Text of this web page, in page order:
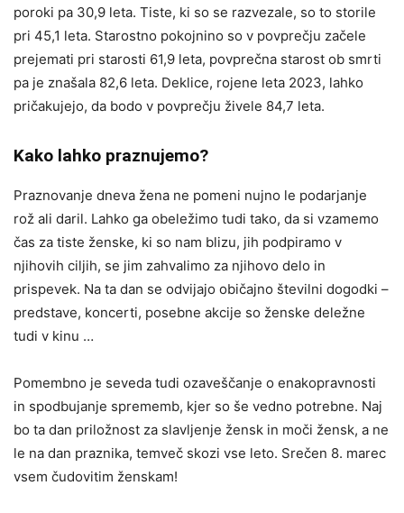
poroki pa 30,9 leta. Tiste, ki so se razvezale, so to storile
pri 45,1 leta. Starostno pokojnino so v povprečju začele
prejemati pri starosti 61,9 leta, povprečna starost ob smrti
pa je znašala 82,6 leta. Deklice, rojene leta 2023, lahko
pričakujejo, da bodo v povprečju živele 84,7 leta.
Kako lahko praznujemo?
Praznovanje dneva žena ne pomeni nujno le podarjanje
rož ali daril. Lahko ga obeležimo tudi tako, da si vzamemo
čas za tiste ženske, ki so nam blizu, jih podpiramo v
njihovih ciljih, se jim zahvalimo za njihovo delo in
prispevek. Na ta dan se odvijajo običajno številni dogodki –
predstave, koncerti, posebne akcije so ženske deležne
tudi v kinu …
Pomembno je seveda tudi ozaveščanje o enakopravnosti
in spodbujanje sprememb, kjer so še vedno potrebne. Naj
bo ta dan priložnost za slavljenje žensk in moči žensk, a ne
le na dan praznika, temveč skozi vse leto. Srečen 8. marec
vsem čudovitim ženskam!